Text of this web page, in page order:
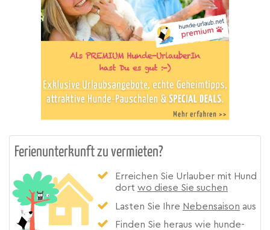
Ferienunterkunft zu vermieten?
Erreichen Sie Urlauber mit Hund
dort wo diese Sie suchen
Lasten Sie Ihre Nebensaison aus
Finden Sie heraus wie hunde-